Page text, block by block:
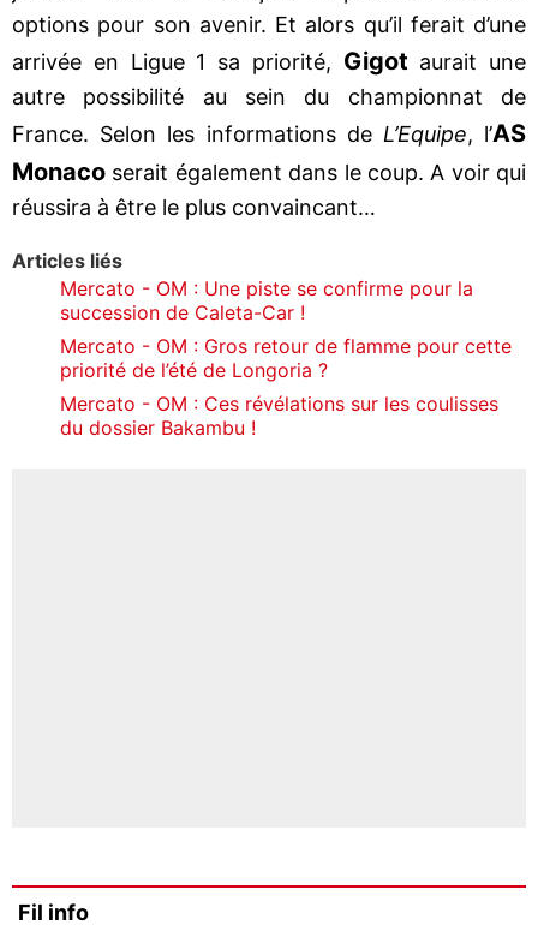
options pour son avenir. Et alors qu’il ferait d’une
arrivée en Ligue 1 sa priorité, Gigot aurait une
autre possibilité au sein du championnat de
France. Selon les informations de L’Equipe, l’AS
Monaco serait également dans le coup. A voir qui
réussira à être le plus convaincant…
Articles liés
Mercato - OM : Une piste se confirme pour la
succession de Caleta-Car !
Mercato - OM : Gros retour de flamme pour cette
priorité de l’été de Longoria ?
Mercato - OM : Ces révélations sur les coulisses
du dossier Bakambu !
Fil info